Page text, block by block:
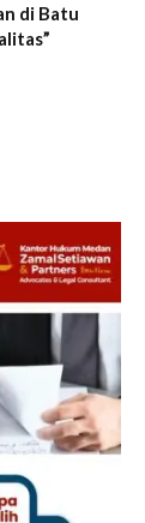
di Batu